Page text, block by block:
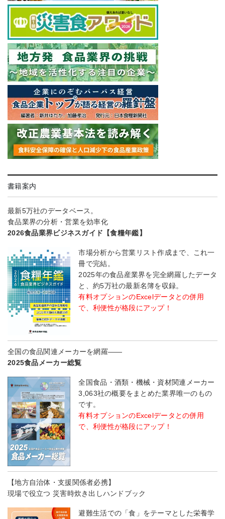
書籍案内
最新5万社のデータベース。
食品業界の分析・営業を効率化
2026食品業界ビジネスガイド【食糧年鑑】
市場分析から営業リスト作成まで、これ一
冊で完結。
2025年の食品産業界を完全網羅したデータ
と、約5万社の最新名簿を収録。
有料オプションのExcelデータとの併用
で、利便性が格段にアップ！
全国の食品関連メーカーを網羅――
2025食品メーカー総覧
全国食品・酒類・機械・資材関連メーカー
3,063社の概要をまとめた業界唯一のもの
です。
有料オプションのExcelデータとの併用
で、利便性が格段にアップ！
【地方自治体・支援関係者必携】
現場で役立つ 災害時炊き出しハンドブック
避難生活での「食」をテーマとした栄養学